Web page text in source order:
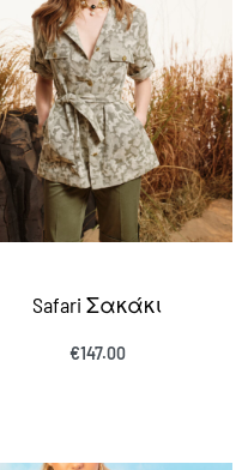
Safari Σακάκι
€147.00